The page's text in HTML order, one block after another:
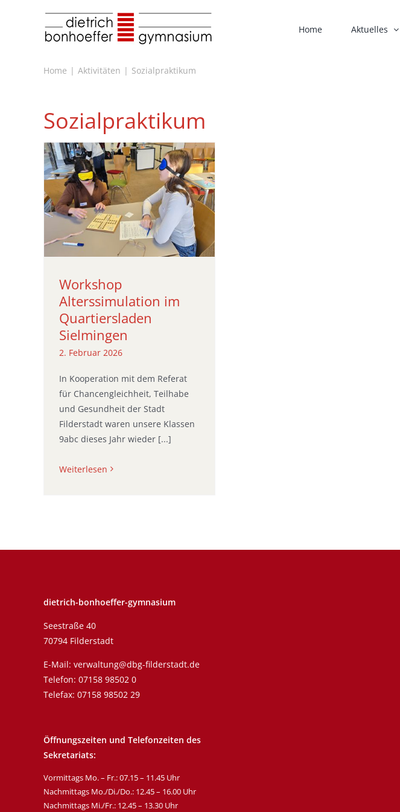
Home Aktuelles
Home Aktivitäten Sozialpraktikum
Sozialpraktikum
Workshop
Alterssimulation im
Quartiersladen
Sielmingen
2. Februar 2026
In Kooperation mit dem Referat
für Chancengleichheit, Teilhabe
und Gesundheit der Stadt
Filderstadt waren unsere Klassen
9abc dieses Jahr wieder [...]
Weiterlesen
dietrich-bonhoeffer-gymnasium
Seestraße 40
70794 Filderstadt
E-Mail: verwaltung@dbg-filderstadt.de
Telefon: 07158 98502 0
Telefax: 07158 98502 29
Öffnungszeiten und Telefonzeiten des
Sekretariats:
Vormittags Mo. – Fr.: 07.15 – 11.45 Uhr
Nachmittags Mo./Di./Do.: 12.45 – 16.00 Uhr
Nachmittags Mi./Fr.: 12.45 – 13.30 Uhr